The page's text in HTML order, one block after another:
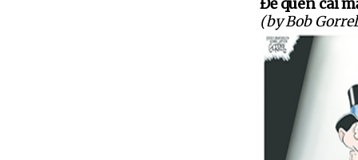
Để quên cái
(by Bob